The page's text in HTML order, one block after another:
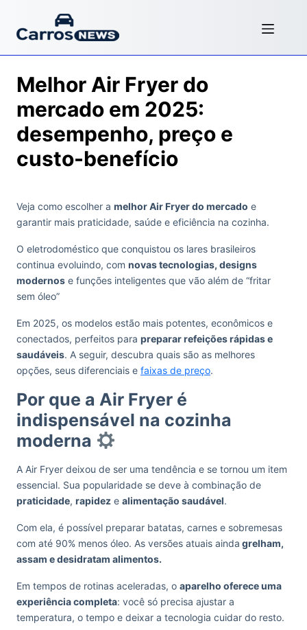
Melhor Air Fryer do
mercado em 2025:
desempenho, preço e
custo-benefício
Veja como escolher a melhor Air Fryer do mercado e
garantir mais praticidade, saúde e eficiência na cozinha.
O eletrodoméstico que conquistou os lares brasileiros
continua evoluindo, com novas tecnologias, designs
modernos e funções inteligentes que vão além de “fritar
sem óleo”
Em 2025, os modelos estão mais potentes, econômicos e
conectados, perfeitos para preparar refeições rápidas e
saudáveis. A seguir, descubra quais são as melhores
opções, seus diferenciais e faixas de preço.
Por que a Air Fryer é
indispensável na cozinha
moderna
A Air Fryer deixou de ser uma tendência e se tornou um item
essencial. Sua popularidade se deve à combinação de
praticidade, rapidez e alimentação saudável.
Com ela, é possível preparar batatas, carnes e sobremesas
com até 90% menos óleo. As versões atuais ainda grelham,
assam e desidratam alimentos.
Em tempos de rotinas aceleradas, o aparelho oferece uma
experiência completa: você só precisa ajustar a
temperatura, o tempo e deixar a tecnologia cuidar do resto.